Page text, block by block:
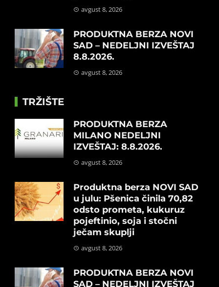
avgust 8, 2026
PRODUKTNA BERZA NOVI
SAD – NEDELJNI IZVEŠTAJ
8.8.2026.
avgust 8, 2026
TRŽIŠTE
PRODUKTNA BERZA
MILANO NEDELJNI
IZVEŠTAJ: 8.8.2026.
avgust 8, 2026
Produktna berza NOVI SAD
u julu: Pšenica činila 70,82
odsto prometa, kukuruz
pojeftinio, soja i stočni
ječam skuplji
avgust 8, 2026
PRODUKTNA BERZA NOVI
SAD – NEDELJNI IZVEŠTAJ